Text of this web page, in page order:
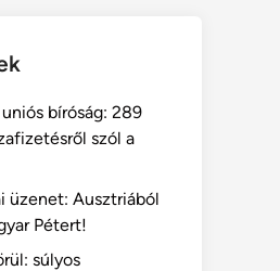
bíróság: 289
szól a
üzenet: Ausztriából
Pétert!
súlyos